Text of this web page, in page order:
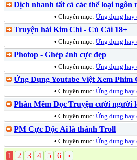
Dịch nhanh tất cả các thể loại ngôn
• Chuyên mục: Ứng dụng hay
Truyện hài Kim Chi - Củ Cải 18+
• Chuyên mục: Ứng dụng hay
Photop - Ghép ảnh cực đẹp
• Chuyên mục: Ứng dụng hay
Ứng Dụng Youtube Việt Xem Phim
• Chuyên mục: Ứng dụng hay
Phần Mềm Đọc Truyện cười người
• Chuyên mục: Ứng dụng hay
PM Cực Độc Ai là thánh Troll
• Chuyên mục: Ứng dụng hay
1 2 3 4 5 6 »